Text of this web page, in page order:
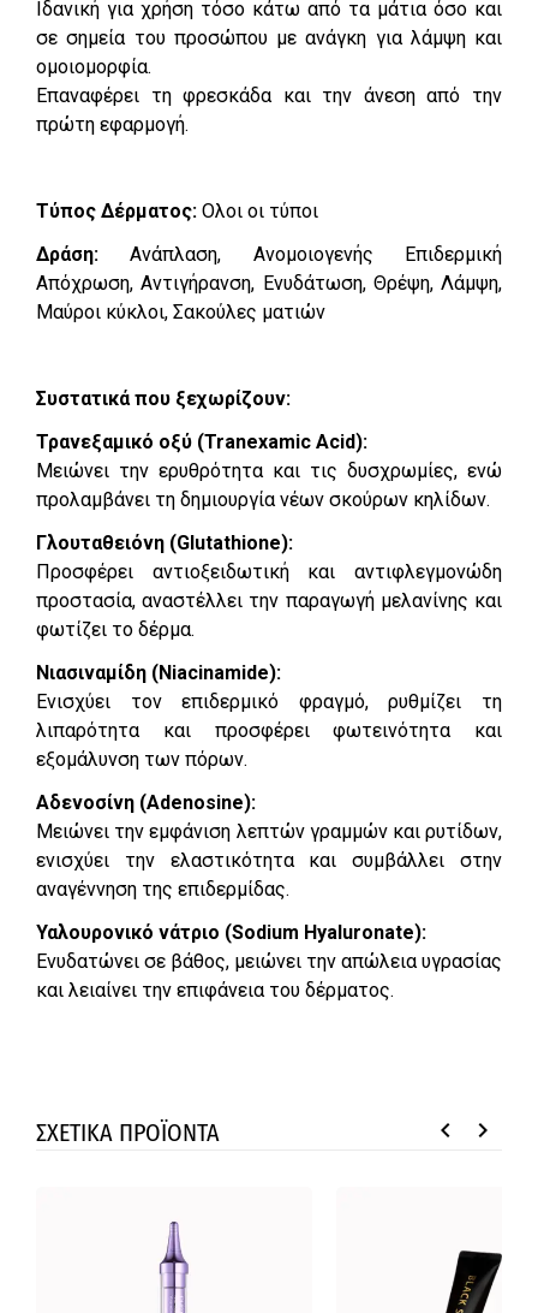
Ιδανική για χρήση τόσο κάτω από τα μάτια όσο και
σε σημεία του προσώπου με ανάγκη για λάμψη και
ομοιομορφία.
Επαναφέρει τη φρεσκάδα και την άνεση από την
πρώτη εφαρμογή.
Τύπος Δέρματος: Ολοι οι τύποι
Δράση:Ανάπλαση, Ανομοιογενής Επιδερμική
Απόχρωση, Αντιγήρανση, Ενυδάτωση, Θρέψη, Λάμψη,
Μαύροι κύκλοι, Σακούλες ματιών
Συστατικά που ξεχωρίζουν:
Τρανεξαμικό οξύ (Tranexamic Acid):
Μειώνει την ερυθρότητα και τις δυσχρωμίες, ενώ
προλαμβάνει τη δημιουργία νέων σκούρων κηλίδων.
Γλουταθειόνη (Glutathione):
Προσφέρει αντιοξειδωτική και αντιφλεγμονώδη
προστασία, αναστέλλει την παραγωγή μελανίνης και
φωτίζει το δέρμα.
Νιασιναμίδη (Niacinamide):
Ενισχύει τον επιδερμικό φραγμό, ρυθμίζει τη
λιπαρότητα και προσφέρει φωτεινότητα και
εξομάλυνση των πόρων.
Αδενοσίνη (Adenosine):
Μειώνει την εμφάνιση λεπτών γραμμών και ρυτίδων,
ενισχύει την ελαστικότητα και συμβάλλει στην
αναγέννηση της επιδερμίδας.
Υαλουρονικό νάτριο (Sodium Hyaluronate):
Ενυδατώνει σε βάθος, μειώνει την απώλεια υγρασίας
και λειαίνει την επιφάνεια του δέρματος.
ΣΧΕΤΙΚΑ ΠΡΟΪΟΝΤΑ keyboard_arrow_left keyboard_arrow_right